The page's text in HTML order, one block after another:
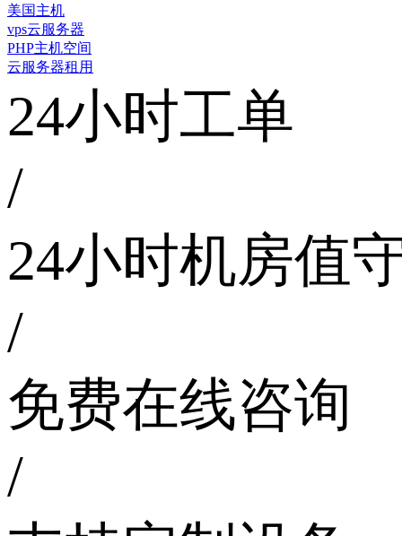
美国主机
vps云服务器
PHP主机空间
云服务器租用
24小时工单
/
24小时机房值
/
免费在线咨询
/